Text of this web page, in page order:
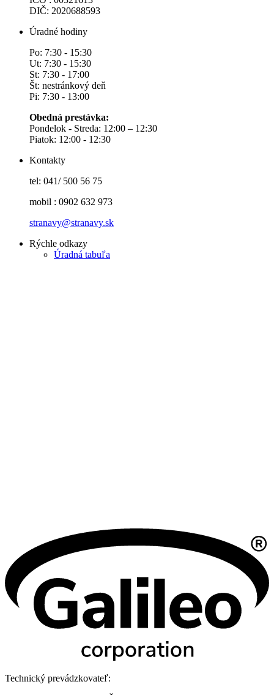
DIČ: 2020688593
Úradné hodiny
Po: 7:30 - 15:30
Ut: 7:30 - 15:30
St: 7:30 - 17:00
Št: nestránkový deň
Pi: 7:30 - 13:00
Obedná prestávka:
Pondelok - Streda: 12:00 – 12:30
Piatok: 12:00 - 12:30
Kontakty
tel: 041/ 500 56 75
mobil : 0902 632 973
stranavy@stranavy.sk
Rýchle odkazy
Úradná tabuľa
Technický prevádzkovateľ: